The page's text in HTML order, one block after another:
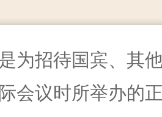
为招待国宾、其
会议时所举办的